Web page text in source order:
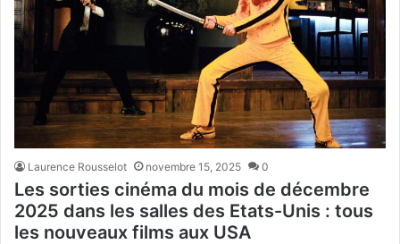
Laurence Rousselot novembre 15, 2025 0
Les sorties cinéma du mois de décembre
2025 dans les salles des Etats-Unis : tous
les nouveaux films aux USA